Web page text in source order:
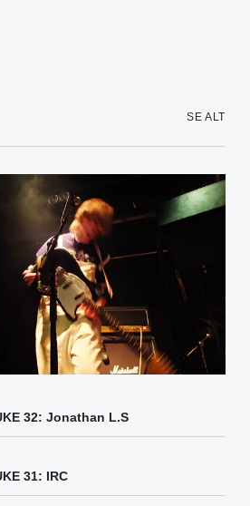
SE ALT
32: Jonathan L.S
31: IRC